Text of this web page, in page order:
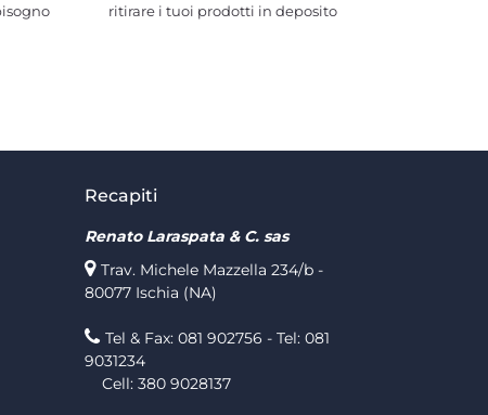
ritirare i tuoi prodotti in deposito
Recapiti
Renato Laraspata & C. sas
Trav. Michele Mazzella 234/b -
80077 Ischia (NA)
Tel & Fax: 081 902756 - Tel: 081
9031234
Cell: 380 9028137